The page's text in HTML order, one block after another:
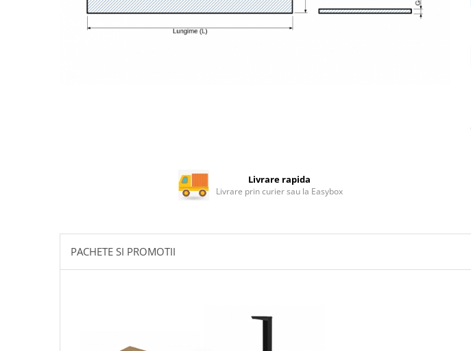
Scurgatoare pentru vase
Livrare rapida
Livrare prin curier sau la Easybox
PACHETE SI PROMOTII